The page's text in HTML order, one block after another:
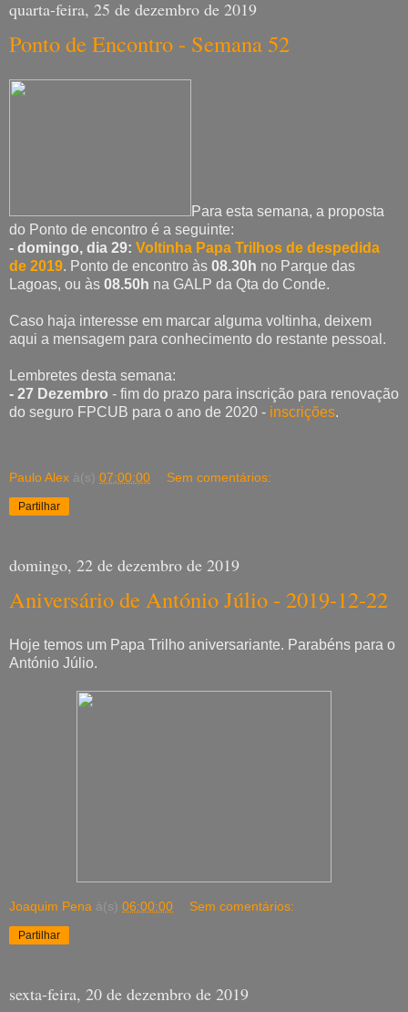
quarta-feira, 25 de dezembro de 2019
Ponto de Encontro - Semana 52
Para esta semana, a proposta
do Ponto de encontro é a seguinte:
- domingo, dia 29: Voltinha Papa Trilhos de despedida
de 2019. Ponto de encontro às 08.30h no Parque das
Lagoas, ou às 08.50h na GALP da Qta do Conde.
Caso haja interesse em marcar alguma voltinha, deixem
aqui a mensagem para conhecimento do restante pessoal.
Lembretes desta semana:
- 27 Dezembro - fim do prazo para inscrição para renovação
do seguro FPCUB para o ano de 2020 - inscrições.
Paulo Alex à(s) 07:00:00 Sem comentários:
Partilhar
domingo, 22 de dezembro de 2019
Aniversário de António Júlio - 2019-12-22
Hoje temos um Papa Trilho aniversariante. Parabéns para o
António Júlio.
Joaquim Pena à(s) 06:00:00 Sem comentários:
Partilhar
sexta-feira, 20 de dezembro de 2019